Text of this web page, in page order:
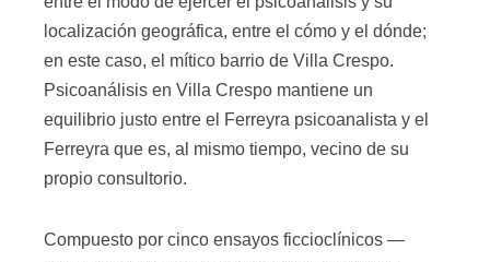
localización geográfica, entre el cómo y el dónde;
en este caso, el mítico barrio de Villa Crespo.
Psicoanálisis en Villa Crespo mantiene un
equilibrio justo entre el Ferreyra psicoanalista y el
Ferreyra que es, al mismo tiempo, vecino de su
propio consultorio.
Compuesto por cinco ensayos ficcioclínicos —